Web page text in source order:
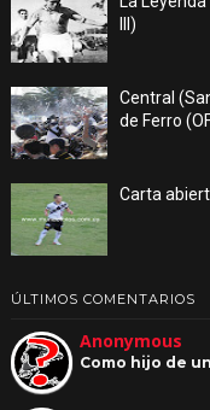
III)
Central
de Ferro
Carta
ÚLTIMOS COMENTARIOS
Anonymous
Como hijo de